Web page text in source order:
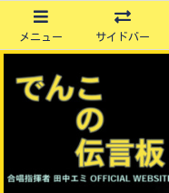
メニュー サイドバー